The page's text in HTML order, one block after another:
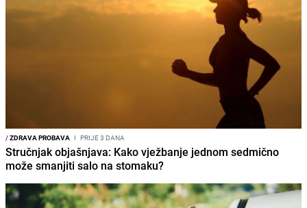
/ZDRAVA PROBAVA I PRIJE 3 DANA
Stručnjak objašnjava: Kako vježbanje jednom sedmično
može smanjiti salo na stomaku?